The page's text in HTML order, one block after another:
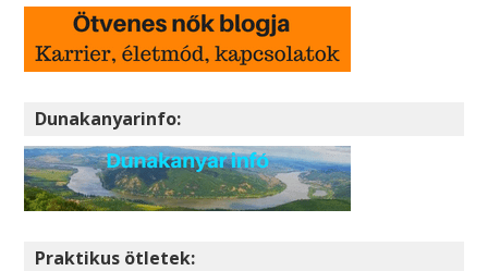
Dunakanyarinfo:
Praktikus ötletek: